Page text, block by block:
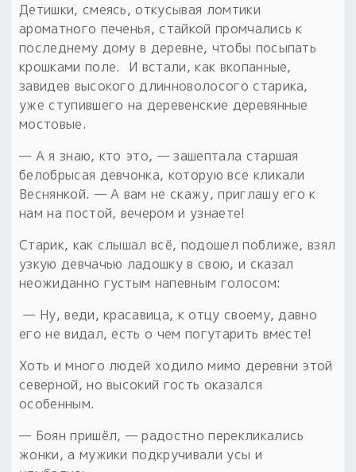
Детишки, смеясь, откусывая ломтики
ароматного печенья, стайкой промчались к
последнему дому в деревне, чтобы посыпать
крошками поле. И встали, как вкопанные,
завидев высокого длинноволосого старика,
уже ступившего на деревенские деревянные
мостовые.
— А я знаю, кто это, — зашептала старшая
белобрысая девчонка, которую все кликали
Веснянкой. — А вам не скажу, приглашу его к
нам на постой, вечером и узнаете!
Старик, как слышал всё, подошел поближе, взял
узкую девчачью ладошку в свою, и сказал
неожиданно густым напевным голосом:
— Ну, веди, красавица, к отцу своему, давно
его не видал, есть о чем погутарить вместе!
Хоть и много людей ходило мимо деревни этой
северной, но высокий гость оказался
особенным.
— Боян пришёл, — радостно перекликались
жонки, а мужики подкручивали усы и